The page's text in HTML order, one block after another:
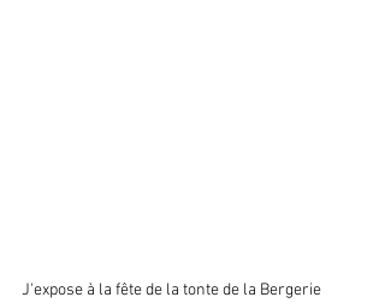
J'expose à la fête de la tonte de la Bergerie